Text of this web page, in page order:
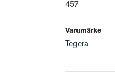
457
Varumärke
Tegera